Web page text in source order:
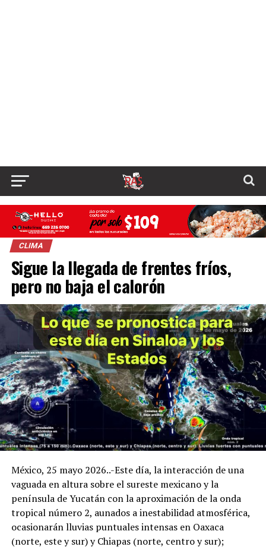
CLIMA
Sigue la llegada de frentes fríos,
pero no baja el calorón
México, 25 mayo 2026..-Este día, la interacción de una
vaguada en altura sobre el sureste mexicano y la
península de Yucatán con la aproximación de la onda
tropical número 2, aunados a inestabilidad atmosférica,
ocasionarán lluvias puntuales intensas en Oaxaca
(norte, este y sur) y Chiapas (norte, centro y sur);